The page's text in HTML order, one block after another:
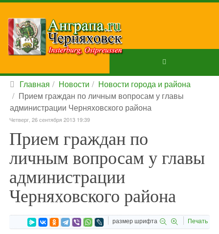
Главная Новости
Новости города и района
Прием граждан по личным вопросам у главы
администрации Черняховского района
Четверг, 26 сентября 2013 19:39
Прием граждан по
личным вопросам у главы
администрации
Черняховского района
размер шрифта Печать